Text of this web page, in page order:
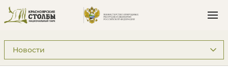
Подразделы: Пресс-центр